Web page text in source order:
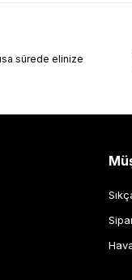
sürede elinize